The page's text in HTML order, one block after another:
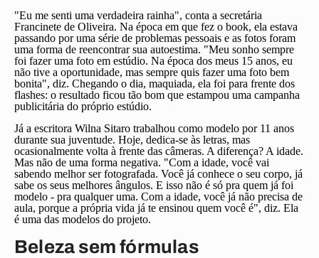
"Eu me senti uma verdadeira rainha", conta a secretária
Francinete de Oliveira. Na época em que fez o book, ela estava
passando por uma série de problemas pessoais e as fotos foram
uma forma de reencontrar sua autoestima. "Meu sonho sempre
foi fazer uma foto em estúdio. Na época dos meus 15 anos, eu
não tive a oportunidade, mas sempre quis fazer uma foto bem
bonita", diz. Chegando o dia, maquiada, ela foi para frente dos
flashes: o resultado ficou tão bom que estampou uma campanha
publicitária do próprio estúdio.
Já a escritora Wilna Sitaro trabalhou como modelo por 11 anos
durante sua juventude. Hoje, dedica-se às letras, mas
ocasionalmente volta à frente das câmeras. A diferença? A idade.
Mas não de uma forma negativa. "Com a idade, você vai
sabendo melhor ser fotografada. Você já conhece o seu corpo, já
sabe os seus melhores ângulos. E isso não é só pra quem já foi
modelo - pra qualquer uma. Com a idade, você já não precisa de
aula, porque a própria vida já te ensinou quem você é", diz. Ela
é uma das modelos do projeto.
Beleza sem fórmulas